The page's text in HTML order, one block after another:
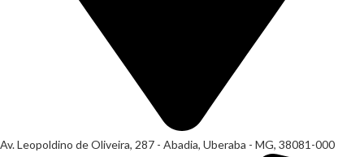
Av. Leopoldino de Oliveira, 287 - Abadia, Uberaba - MG, 38081-000